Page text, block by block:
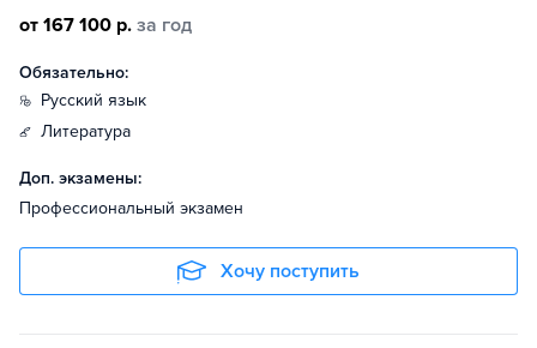
от 167 100 р. за год
Обязательно:
русский язык
литература
Доп. экзамены:
Профессиональный экзамен
Хочу поступить